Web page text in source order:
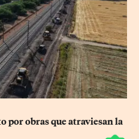
por obras que atraviesan la